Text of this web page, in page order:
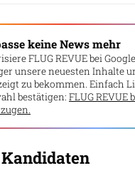
keine News mehr
FLUG REVUE bei
unsere neuesten Inhalte
zu bekommen. Einfach
bestätigen: FLUG REVUE